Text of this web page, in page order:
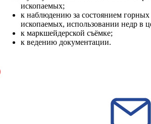
ископаемых;
к наблюдению за состоянием
ископаемых, использовании недр в
к маркшейдерской съёмке;
к ведению документации.